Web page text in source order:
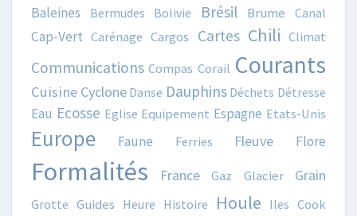
Baleines Bermudes Bolivie Brésil Brume Canal
Cap-Vert Carénage Cargos Cartes Chili Climat
Communications Compas Corail Courants
Cuisine Cyclone Danse Dauphins Déchets Détresse
Eau Ecosse Eglise Equipement Espagne Etats-Unis
Europe Faune Ferries Fleuve Flore
Formalités France Gaz Glacier Grain
Grotte Guides Heure Histoire Houle Iles Cook